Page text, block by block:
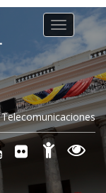
Toggle
navigation